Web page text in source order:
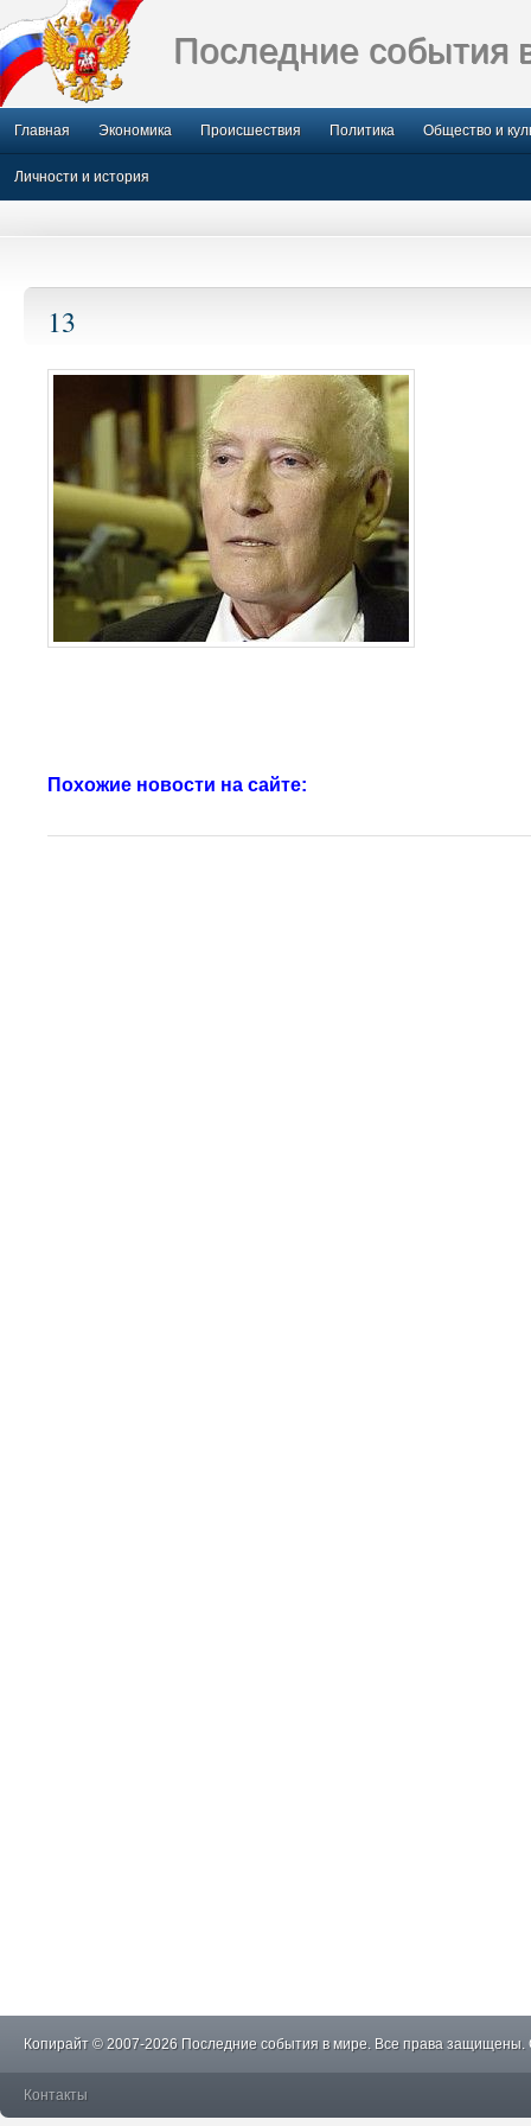
Последние события
Главная Экономика Происшествия Политика Общество и
Личности и история
13
Похожие новости на сайте:
Копирайт © 2007-2026 Последние события в мире. Все права защищены.
Контакты